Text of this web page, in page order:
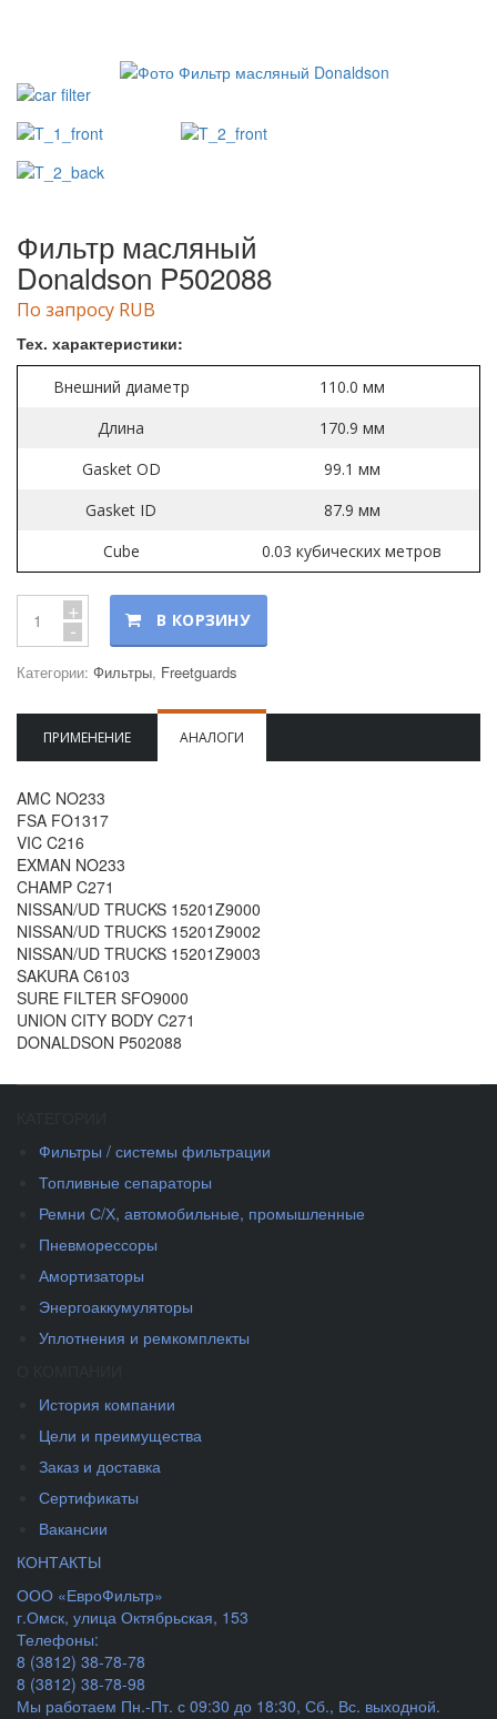
Фильтр масляный
Donaldson P502088
По запросу RUB
Тех. характеристики:
Внешний диаметр
110.0 мм
Длина
170.9 мм
Gasket OD
99.1 мм
Gasket ID
87.9 мм
Cube
0.03 кубических метров
+
- В КОРЗИНУ
Категории: Фильтры, Freetguards
ПРИМЕНЕНИЕ АНАЛОГИ
AMC NO233
FSA FO1317
VIC C216
EXMAN NO233
CHAMP C271
NISSAN/UD TRUCKS 15201Z9000
NISSAN/UD TRUCKS 15201Z9002
NISSAN/UD TRUCKS 15201Z9003
SAKURA C6103
SURE FILTER SFO9000
UNION CITY BODY C271
DONALDSON P502088
Фильтры / системы фильтрации
Топливные сепараторы
Ремни С/Х, автомобильные, промышленные
Пневморессоры
Амортизаторы
Энергоаккумуляторы
Уплотнения и ремкомплекты
История компании
Цели и преимущества
Заказ и доставка
Сертификаты
Вакансии
КОНТАКТЫ
ООО «ЕвроФильтр»
г.Омск, улица Октябрьская, 153
Телефоны:
8 (3812) 38-78-78
8 (3812) 38-78-98
Мы работаем Пн.-Пт. с 09:30 до 18:30, Сб., Вс. выходной.